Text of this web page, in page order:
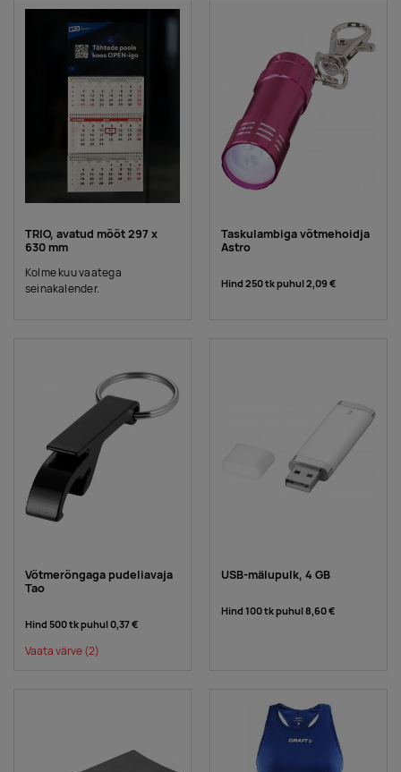
TRIO, avatud mõõt 297 x
630 mm
Kolme kuu vaatega
seinakalender.
Taskulambiga võtmehoidja
Astro
Hind 250 tk puhul2,09 €
Võtmerõngaga pudeliavaja
Tao
Hind 500 tk puhul0,37 €
Vaata värve(2)
USB-mälupulk, 4 GB
Hind 100 tk puhul8,60 €